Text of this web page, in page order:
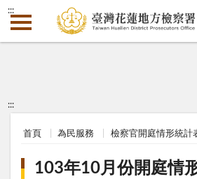
:::
:::
首頁 為民服務 檢察官開庭情形統計
103年10月份開庭情